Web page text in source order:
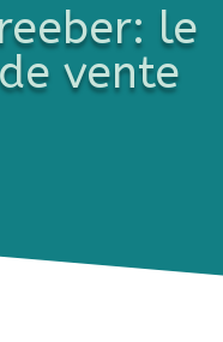
le
vente